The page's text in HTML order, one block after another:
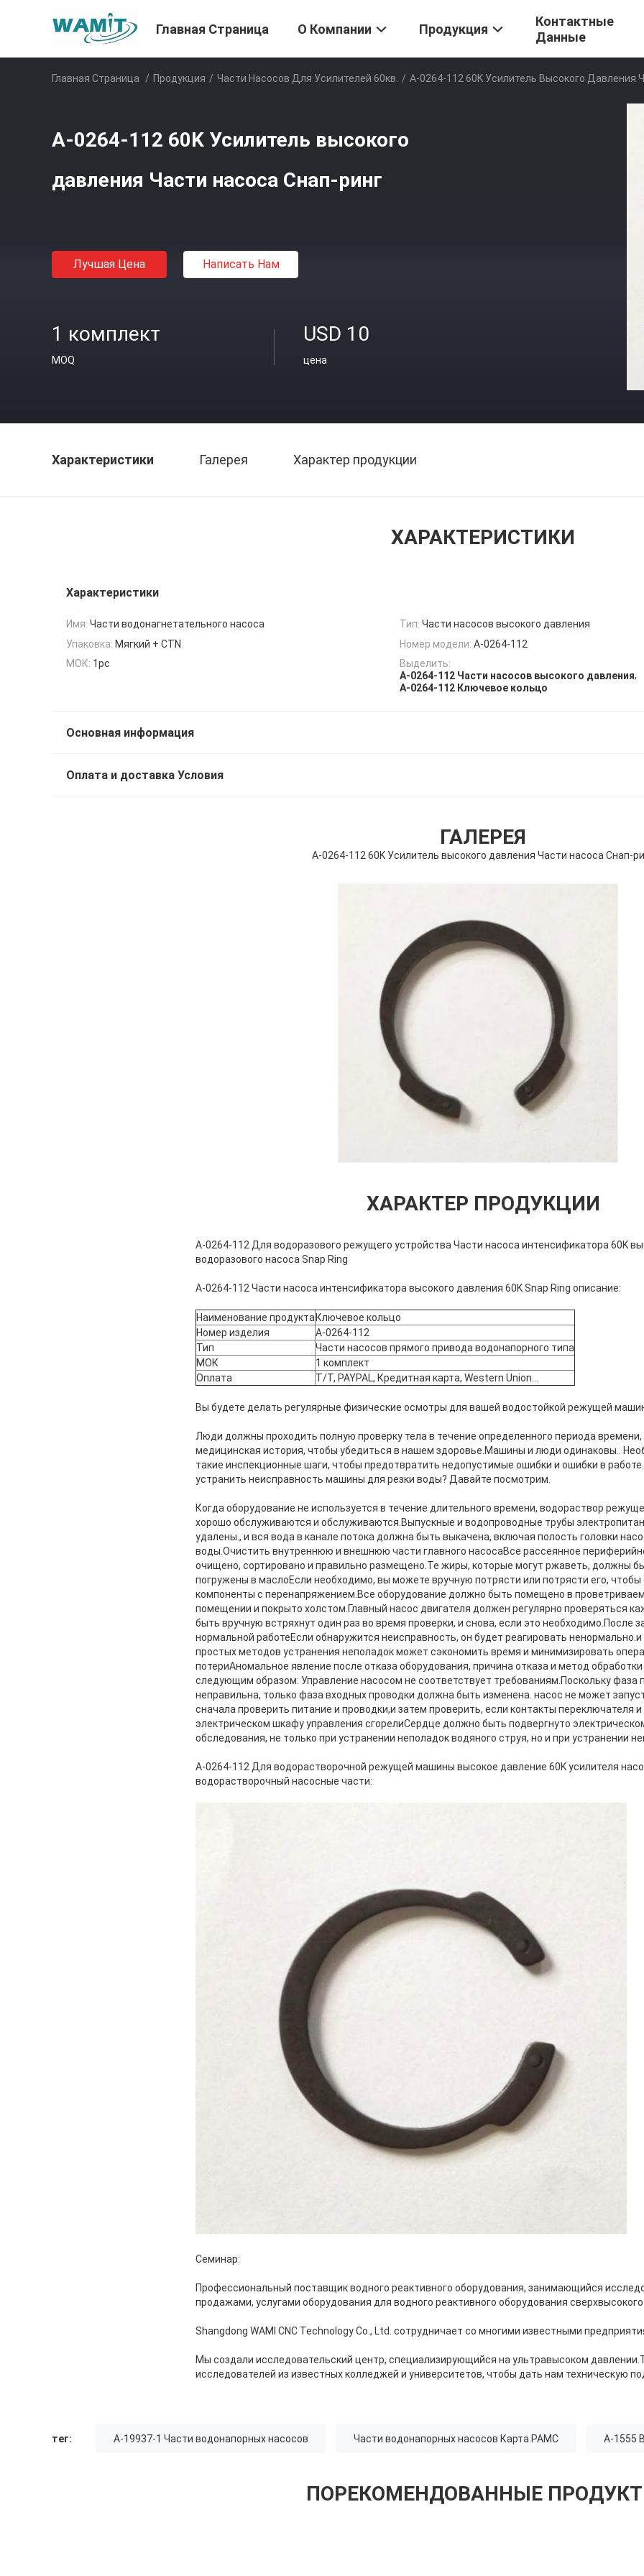
Главная Страница О Компании Продукция
Контактные
Данные
Главная Страница / Продукция / Части Насосов Для Усилителей 60кв. / A-0264-112 60K Усилитель Высокого Давления
A-0264-112 60K Усилитель высокого
давления Части насоса Снап-ринг
Лучшая Цена Написать Нам
1 комплект
MOQ
USD 10
цена
Характеристики Галерея Характер продукции
ХАРАКТЕРИСТИКИ
Характеристики
Имя: Части водонагнетательного насоса Тип: Части насосов высокого давления
Упаковка: Мягкий + CTN Номер модели: A-0264-112
МОК: 1pc
Выделить:
A-0264-112 Части насосов высокого давления,
A-0264-112 Ключевое кольцо
Основная информация
Оплата и доставка Условия
ГАЛЕРЕЯ
A-0264-112 60K Усилитель высокого давления Части насоса Снап-
ХАРАКТЕР ПРОДУКЦИИ
A-0264-112 Для водоразового режущего устройства Части насоса интенсификатора 60K
водоразового насоса Snap Ring
A-0264-112 Части насоса интенсификатора высокого давления 60K Snap Ring описание:
Наименование продуктаКлючевое кольцо
Номер изделия
A-0264-112
Тип
Части насосов прямого привода водонапорного типа
МОК
1 комплект
Оплата
T/T, PAYPAL, Кредитная карта, Western Union...
Вы будете делать регулярные физические осмотры для вашей водостойкой режущей
Люди должны проходить полную проверку тела в течение определенного периода
медицинская история, чтобы убедиться в нашем здоровье.Машины и люди одинаковы..
такие инспекционные шаги, чтобы предотвратить недопустимые ошибки и ошибки в
устранить неисправность машины для резки воды? Давайте посмотрим.
Когда оборудование не используется в течение длительного времени, водораствор
хорошо обслуживаются и обслуживаются.Выпускные и водопроводные трубы
удалены., и вся вода в канале потока должна быть выкачена, включая полость головки
воды.Очистить внутреннюю и внешнюю части главного насосаВсе рассеянное
очищено, сортировано и правильно размещено.Те жиры, которые могут ржаветь, должны
погружены в маслоЕсли необходимо, вы можете вручную потрясти или потрясти его,
компоненты с перенапряжением.Все оборудование должно быть помещено в
помещении и покрыто холстом.Главный насос двигателя должен регулярно проверяться
быть вручную встряхнут один раз во время проверки, и снова, если это необходимо.После
нормальной работеЕсли обнаружится неисправность, он будет реагировать
простых методов устранения неполадок может сэкономить время и минимизировать
потериАномальное явление после отказа оборудования, причина отказа и метод
следующим образом: Управление насосом не соответствует требованиям.Поскольку фаза
неправильна, только фаза входных проводки должна быть изменена. насос не может
сначала проверить питание и проводки,и затем проверить, если контакты переключателя
электрическом шкафу управления сгорелиСердце должно быть подвергнуто
обследования, не только при устранении неполадок водяного струя, но и при устранении
A-0264-112 Для водорастворочной режущей машины высокое давление 60K усилителя
водорастворочный насосные части:
Семинар:
Профессиональный поставщик водного реактивного оборудования, занимающийся
продажами, услугами оборудования для водного реактивного оборудования
Shangdong WAMI CNC Technology Co., Ltd. сотрудничает со многими известными
Мы создали исследовательский центр, специализирующийся на ультравысоком
исследователей из известных колледжей и университетов, чтобы дать нам техническую
тег: A-19937-1 Части водонапорных насосов Части водонапорных насосов Карта PAMC A-1555
ПОРЕКОМЕНДОВАННЫЕ